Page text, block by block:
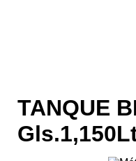
TANQUE